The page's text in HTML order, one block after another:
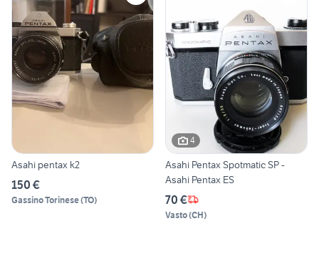
Asahi pentax k2
150 €
Gassino Torinese(TO)
4
Asahi Pentax Spotmatic SP -
Asahi Pentax ES
70 €
Vasto(CH)